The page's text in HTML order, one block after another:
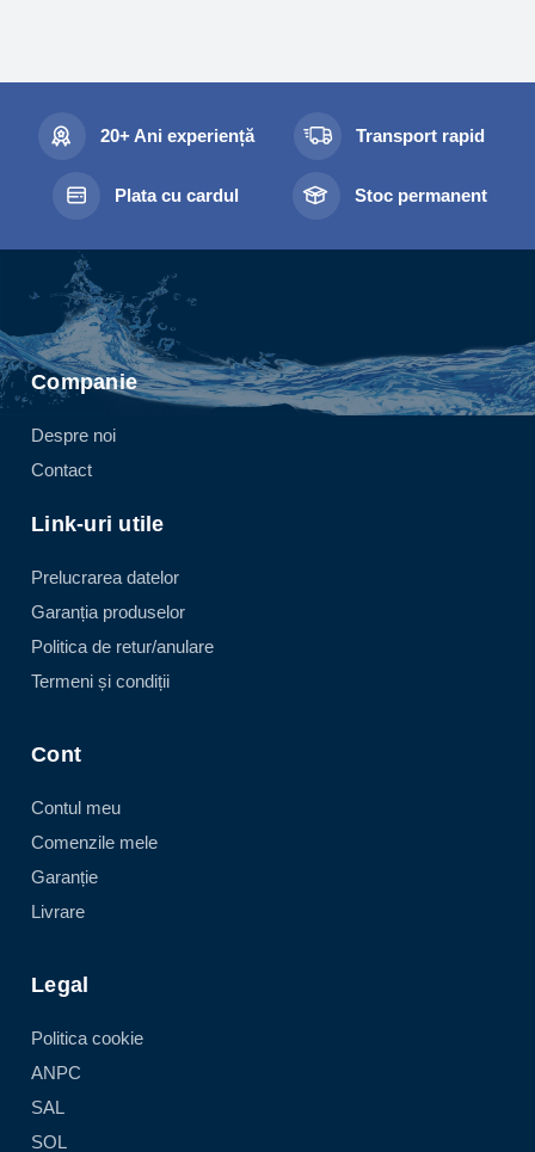
20+ Ani experiență Transport rapid
Plata cu cardul Stoc permanent
Companie
Despre noi
Contact
Link-uri utile
Prelucrarea datelor
Garanția produselor
Politica de retur/anulare
Termeni și condiții
Cont
Contul meu
Comenzile mele
Garanție
Livrare
Legal
Politica cookie
ANPC
SAL
SOL